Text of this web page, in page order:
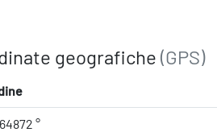
geografiche (GPS)
°